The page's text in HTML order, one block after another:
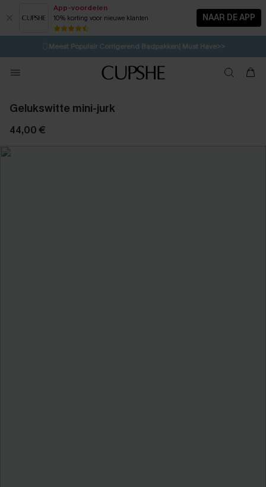
App-voordelen
10% korting voor nieuwe klanten NAAR DE APP
⚡️LAATSTE KANS | Tot 50% korting>>
🩱Meest Populair Corrigerend Badpakken| Must Have>>
💌Abonneer je & ontvang tot 15% korting>>
Koop 3, krijg 15% korting | CODE: SW15
Gelukswitte mini-jurk
44,00 €